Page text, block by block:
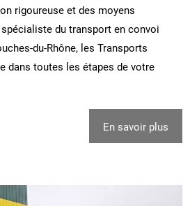
rigoureuse et des moyens
du transport en convoi
du-Rhône, les Transports
dans toutes les étapes de votre
En savoir plus